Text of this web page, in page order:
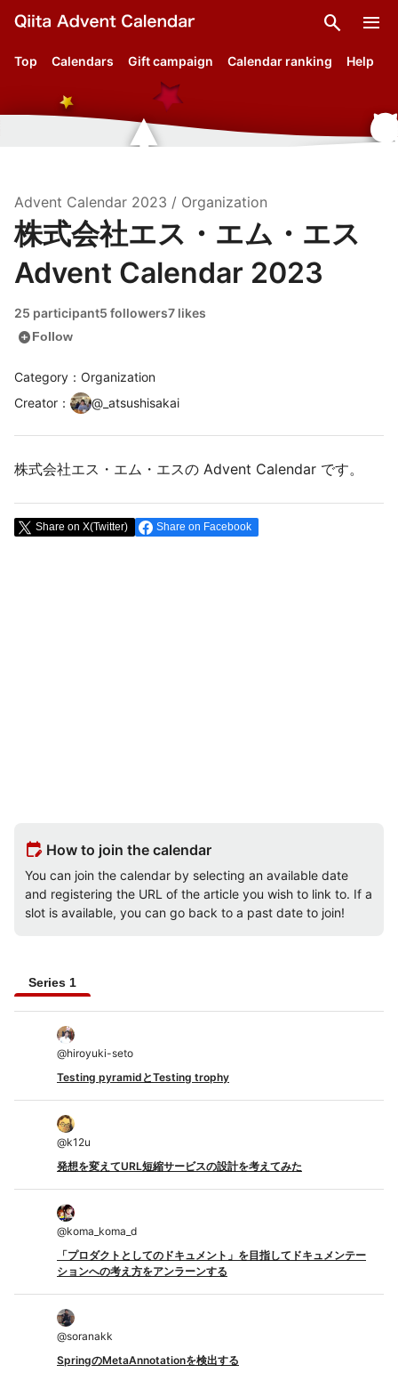
search menu
Top Calendars Gift campaign Calendar ranking Help
Advent Calendar 2023 / Organization
株式会社エス・エム・エス
Advent Calendar 2023
25 participant5 followers7 likes
add_circleFollow
Category：Organization
Creator ： @ _atsushisakai
株式会社エス・エム・エスの Advent Calendar です。
Share on X(Twitter) Share on Facebook
edit_calendar How to join the calendar
You can join the calendar by selecting an available date
and registering the URL of the article you wish to link to. If a
slot is available, you can go back to a past date to join!
Series 1
@hiroyuki-seto
Testing pyramidとTesting trophy
@k12u
発想を変えてURL短縮サービスの設計を考えてみた
@koma_koma_d
「プロダクトとしてのドキュメント」を目指してドキュメンテー
ションへの考え方をアンラーンする
@soranakk
SpringのMetaAnnotationを検出する